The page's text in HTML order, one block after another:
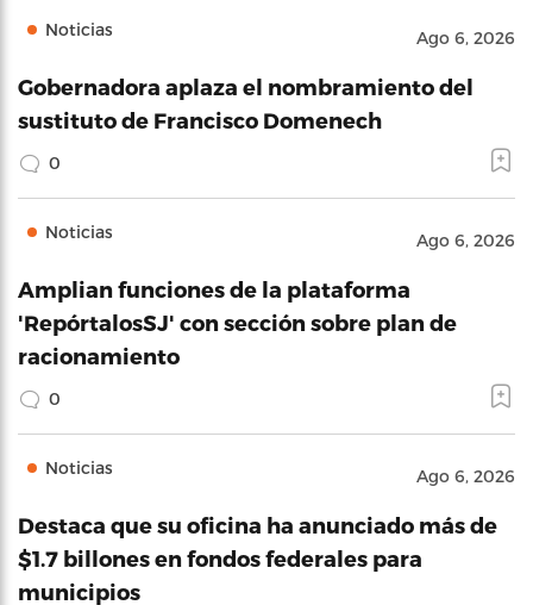
Noticias Ago 6, 2026
Gobernadora aplaza el nombramiento del
sustituto de Francisco Domenech
0
Noticias Ago 6, 2026
Amplian funciones de la plataforma
'RepórtalosSJ' con sección sobre plan de
racionamiento
0
Noticias Ago 6, 2026
Destaca que su oficina ha anunciado más de
$1.7 billones en fondos federales para
municipios